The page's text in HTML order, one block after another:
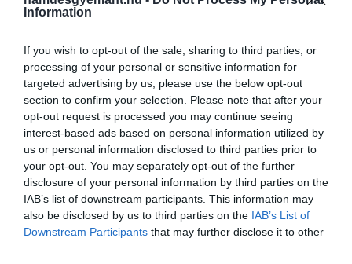
Information
If you wish to opt-out of the sale, sharing to third parties, or
processing of your personal or sensitive information for
targeted advertising by us, please use the below opt-out
section to confirm your selection. Please note that after your
opt-out request is processed you may continue seeing
interest-based ads based on personal information utilized by
us or personal information disclosed to third parties prior to
your opt-out. You may separately opt-out of the further
disclosure of your personal information by third parties on the
IAB’s list of downstream participants. This information may
also be disclosed by us to third parties on the IAB’s List of
Downstream Participants that may further disclose it to other
járhatnak az egész ökoszisztémára nézve.